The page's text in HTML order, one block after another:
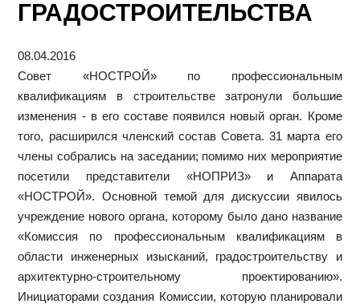
ГРАДОСТРОИТЕЛЬСТВА
08.04.2016
Совет «НОСТРОЙ» по профессиональным
квалификациям в строительстве затронули большие
изменения - в его составе появился новый орган. Кроме
того, расширился членский состав Совета. 31 марта его
члены собрались на заседании; помимо них мероприятие
посетили представители «НОПРИЗ» и Аппарата
«НОСТРОЙ». Основной темой для дискуссии явилось
учреждение нового органа, которому было дано название
«Комиссия по профессиональным квалификациям в
области инженерных изысканий, градостроительству и
архитектурно-строительному проектированию».
Инициаторами создания Комиссии, которую планировали